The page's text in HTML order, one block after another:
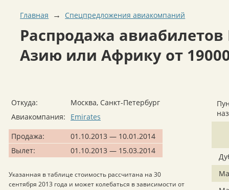
Главная → Спецпредложения авиакомпаний
Распродажа
Азию или Африку от
Откуда:
Москва, Санкт-Петербург
Авиакомпания:
Emirates
Продажа:
01.10.2013 — 10.01.2014
Вылет:
01.10.2013 — 15.03.2014
Указанная в таблице стоимость рассчитана на 30
сентября 2013 года и может колебаться в зависимости от